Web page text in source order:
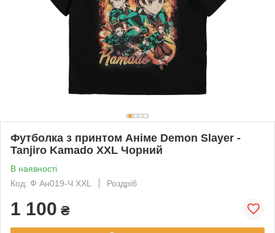
Футболка з принтом Аніме Demon Slayer -
Tanjiro Kamado XXL Чорний
В наявності
Код: Ф Ан019-Ч XXL
Роздріб
1 100 ₴